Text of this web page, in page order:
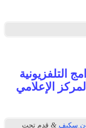
التلفزيونية
الإعلامي
سكيف & قدم تحت